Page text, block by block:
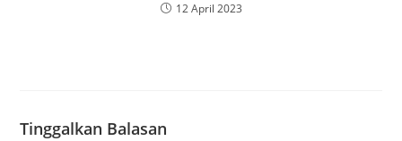
12 April 2023
Tinggalkan Balasan